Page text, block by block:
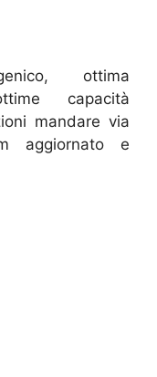
ottima
capacità
mandare via
aggiornato e